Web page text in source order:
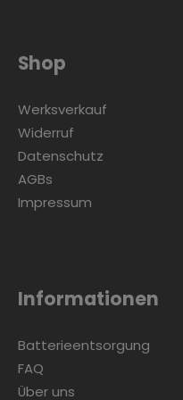
Shop
Werksverkauf
Widerruf
Datenschutz
AGBs
Impressum
Informationen
Batterieentsorgung
FAQ
Über uns